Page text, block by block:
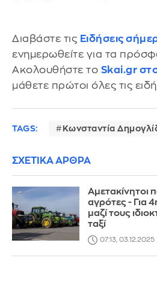
Διαβάστε τις Ειδήσεις
ενημερωθείτε για τα
Ακολουθήστε το Skai.gr
μάθετε πρώτοι όλες τις
TAGS: Κωνσταντία
ΣΧΕΤΙΚΑ ΑΡΘΡΑ
Αμετακίνητοι
αγρότες - Για
μαζί τους
ταξί
07:13, 03.12.2025